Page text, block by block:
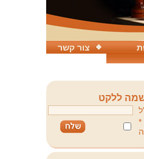
צור קשר
ללקט
*